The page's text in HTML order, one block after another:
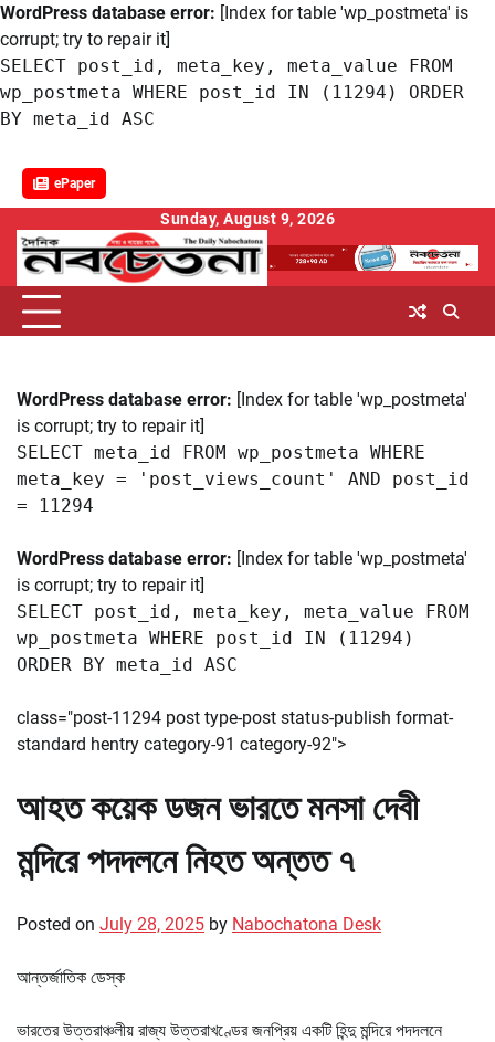
WordPress database error: [Index for table 'wp_postmeta' is
corrupt; try to repair it]
SELECT post_id, meta_key, meta_value FROM
wp_postmeta WHERE post_id IN (11294) ORDER
BY meta_id ASC
ePaper
content
Sunday, August 9, 2026
WordPress database error: [Index for table 'wp_postmeta'
is corrupt; try to repair it]
SELECT meta_id FROM wp_postmeta WHERE
meta_key = 'post_views_count' AND post_id
= 11294
WordPress database error: [Index for table 'wp_postmeta'
is corrupt; try to repair it]
SELECT post_id, meta_key, meta_value FROM
wp_postmeta WHERE post_id IN (11294)
ORDER BY meta_id ASC
class="post-11294 post type-post status-publish format-
standard hentry category-91 category-92">
আহত কয়েক ডজন ভারতে মনসা দেবী
মন্দিরে পদদলনে নিহত অন্তত ৭
Posted on July 28, 2025 by Nabochatona Desk
আন্তর্জাতিক ডেস্ক
ভারতের উত্তরাঞ্চলীয় রাজ্য উত্তরাখণ্ডের জনপ্রিয় একটি হিন্দু মন্দিরে পদদলনে